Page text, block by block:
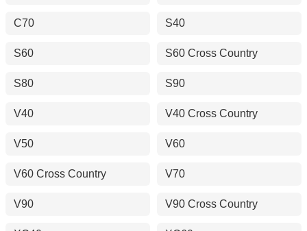
C70 S40
S60 S60 Cross Country
S80 S90
V40 V40 Cross Country
V50 V60
V60 Cross Country V70
V90 V90 Cross Country